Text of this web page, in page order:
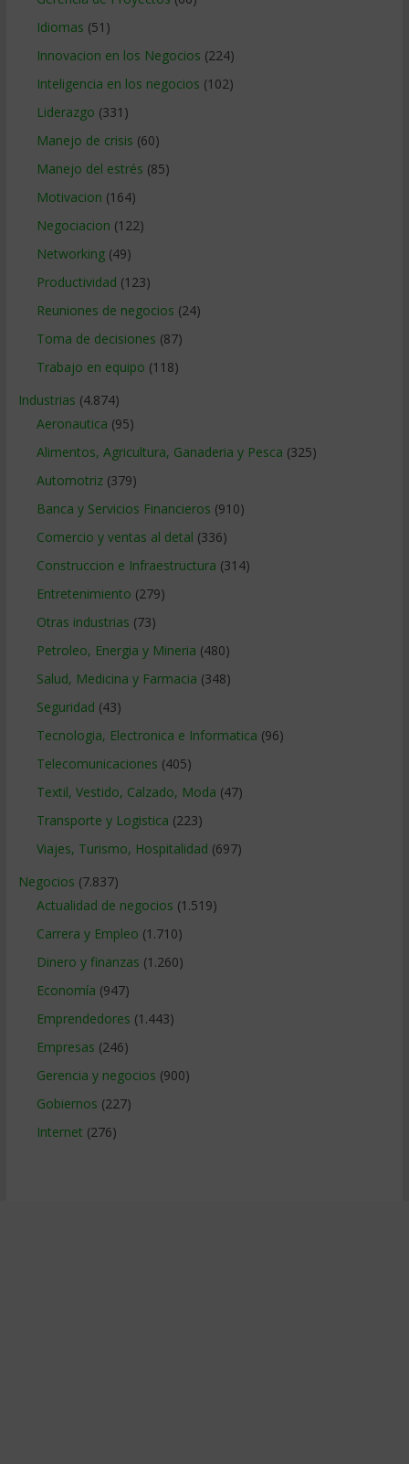
Idiomas (51)
Innovacion en los Negocios (224)
Inteligencia en los negocios (102)
Liderazgo (331)
Manejo de crisis (60)
Manejo del estrés (85)
Motivacion (164)
Negociacion (122)
Networking(49)
Productividad (123)
Reuniones de negocios (24)
Toma de decisiones (87)
Trabajo en equipo (118)
Industrias (4.874)
Aeronautica (95)
Alimentos, Agricultura, Ganaderia y Pesca (325)
Automotriz(379)
Banca y Servicios Financieros (910)
Comercio y ventas al detal (336)
Construccion e Infraestructura (314)
Entretenimiento (279)
Otras industrias (73)
Petroleo, Energia y Mineria (480)
Salud, Medicina y Farmacia (348)
Seguridad (43)
Tecnologia, Electronica e Informatica (96)
Telecomunicaciones (405)
Textil, Vestido, Calzado, Moda (47)
Transporte y Logistica (223)
Viajes, Turismo, Hospitalidad (697)
Negocios (7.837)
Actualidad de negocios (1.519)
Carrera y Empleo (1.710)
Dinero y finanzas (1.260)
Economía (947)
Emprendedores (1.443)
Empresas (246)
Gerencia y negocios (900)
Gobiernos (227)
Internet (276)